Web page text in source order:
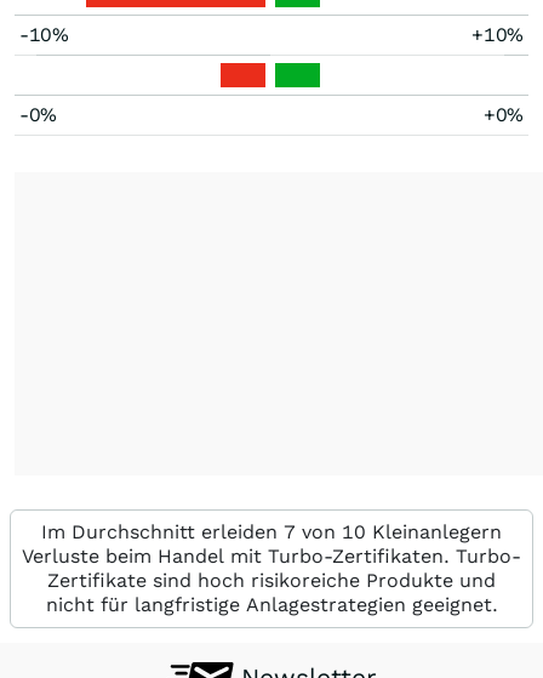
-10% +10%
-0% +0%
Im Durchschnitt erleiden 7 von 10 Kleinanlegern
Verluste beim Handel mit Turbo-Zertifikaten. Turbo-
Zertifikate sind hoch risikoreiche Produkte und
nicht für langfristige Anlagestrategien geeignet.